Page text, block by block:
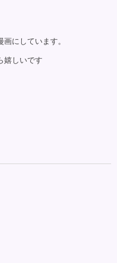
にしています。
嬉しいです